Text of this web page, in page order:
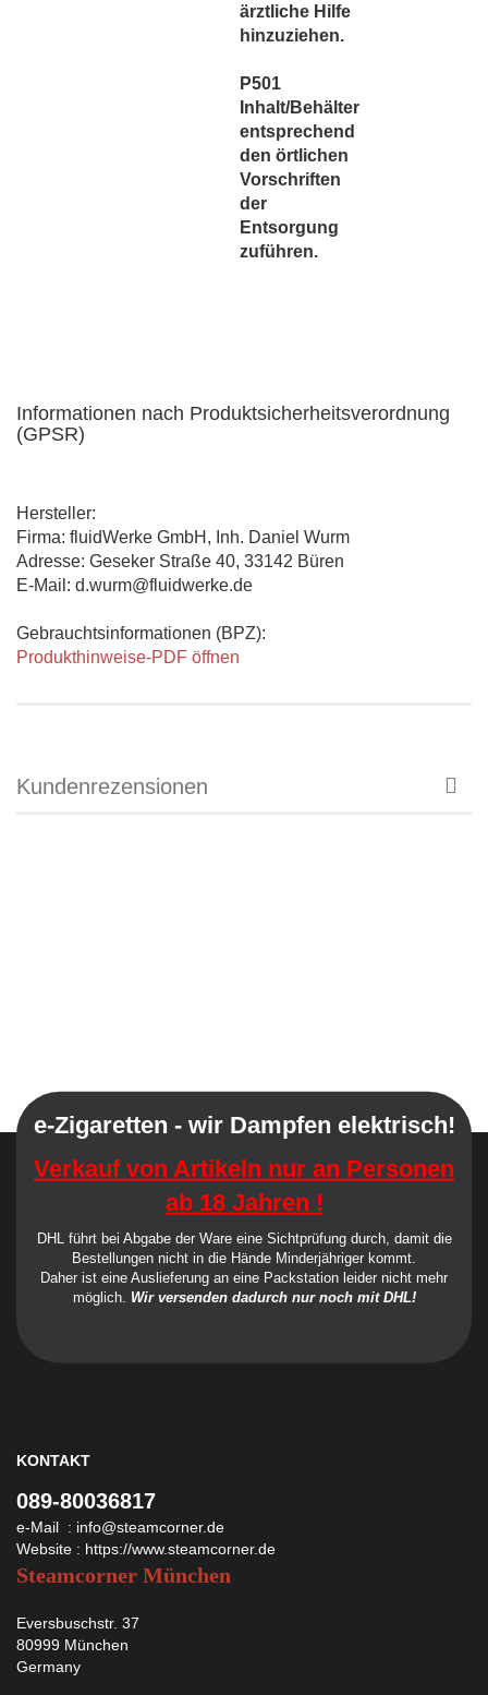
ärztliche Hilfe
hinzuziehen.
P501
Inhalt/Behälter
entsprechend
den örtlichen
Vorschriften
der
Entsorgung
zuführen.
Informationen nach Produktsicherheitsverordnung
(GPSR)
Hersteller:
Firma: fluidWerke GmbH, Inh. Daniel Wurm
Adresse: Geseker Straße 40, 33142 Büren
E-Mail: d.wurm@fluidwerke.de
Gebrauchtsinformationen (BPZ):
Produkthinweise-PDF öffnen
Kundenrezensionen
e-Zigaretten - wir Dampfen elektrisch!
Verkauf von Artikeln nur an Personen
ab 18 Jahren !
DHL führt bei Abgabe der Ware eine Sichtprüfung durch, damit die
Bestellungen nicht in die Hände Minderjähriger kommt.
Daher ist eine Auslieferung an eine Packstation leider nicht mehr
möglich. Wir versenden dadurch nur noch mit DHL!
KONTAKT
089-80036817
e-Mail : info@steamcorner.de
Website : https://www.steamcorner.de
Steamcorner München
Eversbuschstr. 37
80999 München
Germany